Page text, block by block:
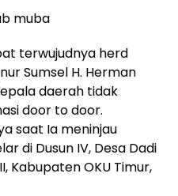
terwujudnya herd
Sumsel H. Herman
daerah tidak
door to door.
saat Ia meninjau
di Dusun IV, Desa Dadi
Kabupaten OKU Timur,